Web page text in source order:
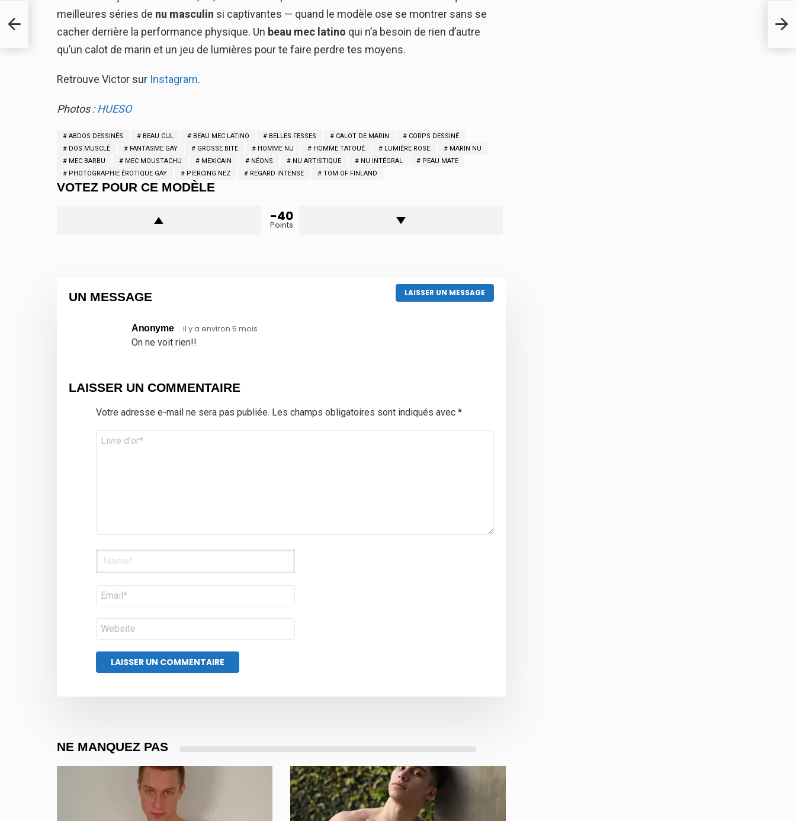
meilleures séries de nu masculin si captivantes — quand le modèle ose se montrer sans se
cacher derrière la performance physique. Un beau mec latino qui n’a besoin de rien d’autre
qu’un calot de marin et un jeu de lumières pour te faire perdre tes moyens.
Retrouve Victor sur Instagram.
Photos :HUESO
ABDOS DESSINÉS BEAU CUL BEAU MEC LATINO BELLES FESSES CALOT DE MARIN
CORPS DESSINÉ
DOS MUSCLÉ
FANTASME GAY GROSSE BITE HOMME NU HOMME TATOUÉ LUMIÈRE ROSE
MARIN NU
MEC BARBU
MEC MOUSTACHU MEXICAIN NÉONS NU ARTISTIQUE NU INTÉGRAL
PEAU MATE
PHOTOGRAPHIE ÉROTIQUE GAY
PIERCING NEZ REGARD INTENSE TOM OF FINLAND
VOTEZ POUR CE MODÈLE
-40
Points
UN MESSAGE LAISSER UN MESSAGE
Anonyme
il y a environ 5 mois
On ne voit rien!!
LAISSER UN COMMENTAIRE
Votre adresse e-mail ne sera pas publiée. Les champs obligatoires sont indiqués avec *
Commentaire
Nom
E-
mail
Site
web
NE MANQUEZ PAS